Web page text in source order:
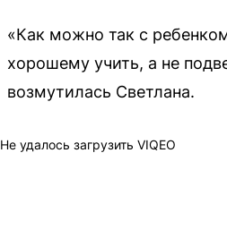
«Как можно так с
хорошему учить, а не
возмутилась Светлана.
Не удалось загрузить VIQEO